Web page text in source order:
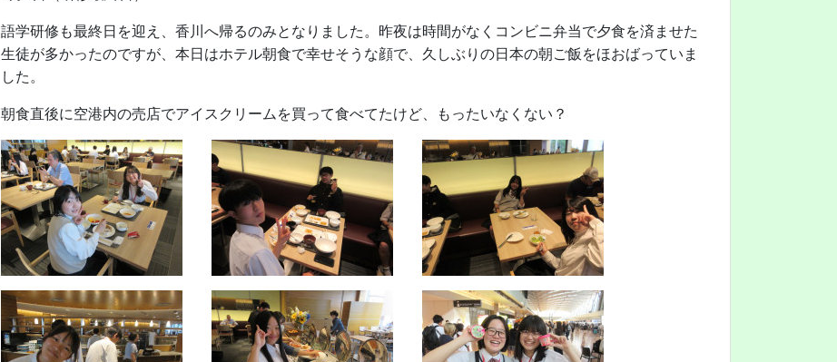
語学研修も最終日を迎え、香川へ帰るのみとなりました。昨夜は時間がなくコンビニ弁当で夕食を済ませた
生徒が多かったのですが、本日はホテル朝食で幸せそうな顔で、久しぶりの日本の朝ご飯をほおばっていま
した。
朝食直後に空港内の売店でアイスクリームを買って食べてたけど、もったいなくない？